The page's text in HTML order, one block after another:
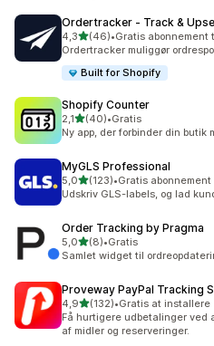
Ordertracker ‑ Track &
4,3ud af 5 stjerner
(46)
46 anmeldelser i alt
•Gratis
Ordertracker muliggør
Built for Shopify
Shopify Counter
2,1ud af 5 stjerner
(40)
40 anmeldelser i alt
•Gratis
Ny app, der forbinder din butik
MyGLS Professional
5,0ud af 5 stjerner
(123)
123 anmeldelser i alt
•Gratis
Udskriv GLS-labels, og lad
Order Tracking by Pragma
5,0ud af 5 stjerner
(8)
8 anmeldelser i alt
•Gratis
Samlet widget til
Proveway PayPal Tracking
4,9ud af 5 stjerner
(132)
132 anmeldelser i alt
•Gratis at installere
Få hurtigere udbetalinger ved
af midler og reserveringer.